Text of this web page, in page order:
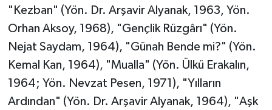
"Kezban" (Yön. Dr. Arşavir Alyanak, 1963, Yön.
Orhan Aksoy, 1968), "Gençlik Rüzgârı" (Yön.
Nejat Saydam, 1964), "Günah Bende mi?" (Yön.
Kemal Kan, 1964), "Mualla" (Yön. Ülkü Erakalın,
1964; Yön. Nevzat Pesen, 1971), "Yılların
Ardından" (Yön. Dr. Arşavir Alyanak, 1964), "Aşk